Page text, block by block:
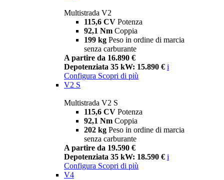
Multistrada V2
115,6 CV Potenza
92,1 Nm Coppia
199 kg Peso in ordine di marcia
senza carburante
A partire da 16.890 €
Depotenziata 35 kW: 15.890 € i
Configura Scopri di più
V2 S
Multistrada V2 S
115,6 CV Potenza
92,1 Nm Coppia
202 kg Peso in ordine di marcia
senza carburante
A partire da 19.590 €
Depotenziata 35 kW: 18.590 € i
Configura Scopri di più
V4